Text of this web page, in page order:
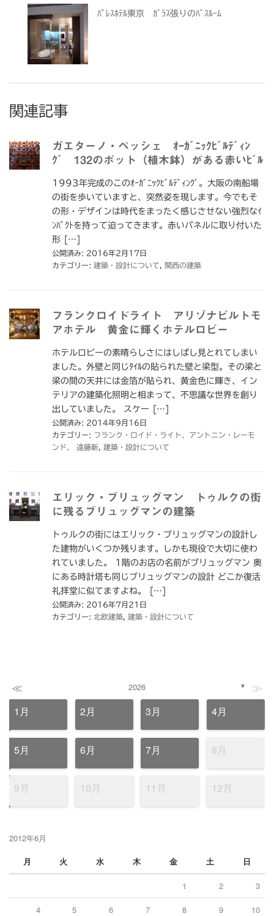
ﾊﾟﾚｽﾎﾃﾙ東京 ｶﾞﾗｽ張りのﾊﾞｽﾙｰﾑ
関連記事
ガエターノ・ペッシェ ｵｰｶﾞﾆｯｸﾋﾞﾙﾃﾞｨﾝ
ｸﾞ 132のポット（植木鉢）がある赤いﾋﾞﾙ
1993年完成のこのｵｰｶﾞﾆｯｸﾋﾞﾙﾃﾞｨﾝｸﾞ。大阪の南船場
の街を歩いていますと、突然姿を現します。今でもそ
の形・デザインは時代をまったく感じさせない強烈なｲ
ﾝﾊﾟｸﾄを持って迫ってきます。赤いパネルに取り付いた
形 […]
公開済み: 2016年2月17日
カテゴリー: 建築・設計について 関西の建築
フランクロイドライト アリゾナビルトモ
アホテル 黄金に輝くホテルロビー
ホテルロビーの素晴らしさにはしばし見とれてしまい
ました。外壁と同じﾀｲﾙの貼られた壁と梁型。その梁と
梁の間の天井には金箔が貼られ、黄金色に輝き、イン
テリアの建築化照明と相まって、不思議な世界を創り
出していました。 スケー […]
公開済み: 2014年9月16日
カテゴリー: フランク・ロイド・ライト、アントニン・レーモ
ンド、 遠藤新
建築・設計について
エリック・ブリュッグマン トゥルクの街
に残るブリュッグマンの建築
トゥルクの街にはエリック・ブリュッグマンの設計し
た建物がいくつか残ります。しかも現役で大切に使わ
れていました。 1階のお店の名前がブリュッグマン 奥
にある時計塔も同じブリュッグマンの設計 どこか復活
礼拝堂に似てますよね。 […]
公開済み: 2016年7月21日
カテゴリー: 北欧建築 建築・設計について
≪ 2026 ▼ ≫
1月 2月 3月 4月
5月 6月 7月 8月
9月 10月 11月 12月
2012年6月
月
火 水 木 金 土 日
1 2 3
4 5 6 7 8 9 10